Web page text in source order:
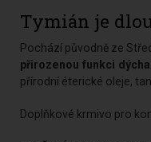
Tymián je
Pochází původně ze
přirozenou funkci
přírodní éterické oleje,
Doplňkové krmivo pro